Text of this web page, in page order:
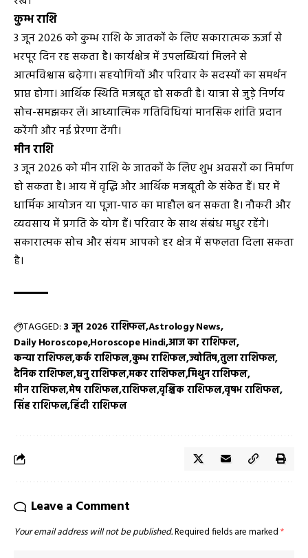
कुम्भ राशि
3 जून 2026 को कुम्भ राशि के जातकों के लिए सकारात्मक ऊर्जा से
भरपूर दिन रह सकता है। कार्यक्षेत्र में उपलब्धियां मिलने से
आत्मविश्वास बढ़ेगा। सहयोगियों और परिवार के सदस्यों का समर्थन
प्राप्त होगा। आर्थिक स्थिति मजबूत हो सकती है। यात्रा से जुड़े निर्णय
सोच-समझकर लें। आध्यात्मिक गतिविधियां मानसिक शांति प्रदान
करेंगी और नई प्रेरणा देंगी।
मीन राशि
3 जून 2026 को मीन राशि के जातकों के लिए शुभ अवसरों का निर्माण
हो सकता है। आय में वृद्धि और आर्थिक मजबूती के संकेत हैं। घर में
धार्मिक आयोजन या पूजा-पाठ का माहौल बन सकता है। नौकरी और
व्यवसाय में प्रगति के योग हैं। परिवार के साथ संबंध मधुर रहेंगे।
सकारात्मक सोच और संयम आपको हर क्षेत्र में सफलता दिला सकता
है।
TAGGED: 3 जून 2026 राशिफलAstrology News
Daily HoroscopeHoroscope Hindiआज का राशिफल
कन्या राशिफलकर्क राशिफलकुम्भ राशिफलज्योतिषतुला राशिफल
दैनिक राशिफलधनु राशिफलमकर राशिफलमिथुन राशिफल
मीन राशिफलमेष राशिफलराशिफलवृश्चिक राशिफलवृषभ राशिफल
सिंह राशिफलहिंदी राशिफल
Leave a Comment
Your email address will not be published.Required fields are marked*